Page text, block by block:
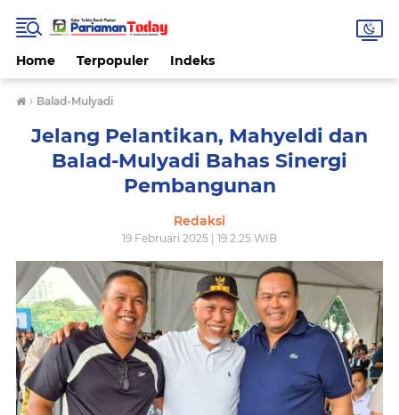
Home Terpopuler Indeks
› Balad-Mulyadi
Jelang Pelantikan, Mahyeldi dan
Balad-Mulyadi Bahas Sinergi
Pembangunan
Redaksi
19 Februari 2025 | 19.2.25 WIB